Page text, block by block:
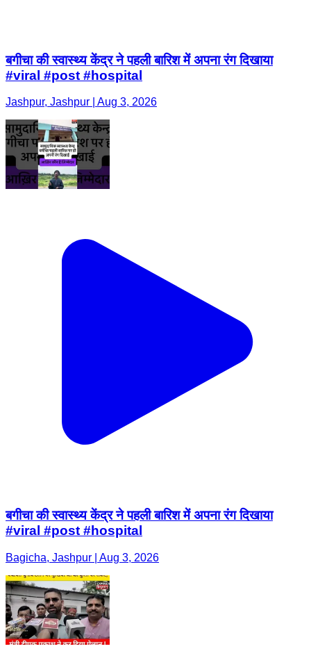
बगीचा की स्वास्थ्य केंद्र ने पहली बारिश में अपना रंग दिखाया
#viral #post #hospital
Jashpur, Jashpur | Aug 3, 2026
बगीचा की स्वास्थ्य केंद्र ने पहली बारिश में अपना रंग दिखाया
#viral #post #hospital
Bagicha, Jashpur | Aug 3, 2026